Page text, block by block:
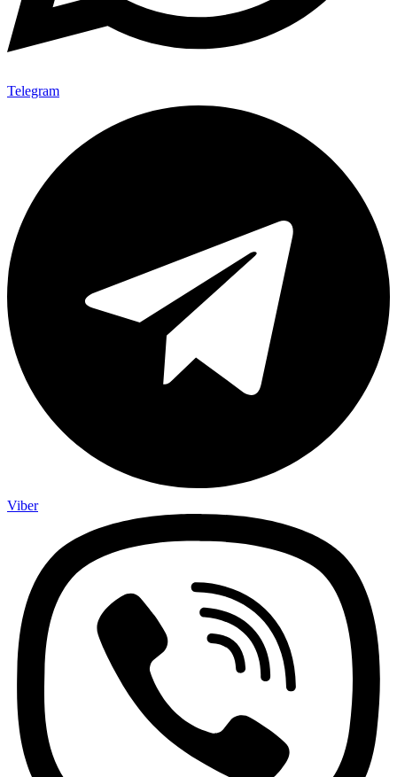
Telegram
Viber